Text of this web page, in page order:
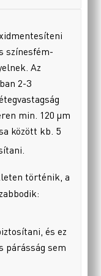
színesfém-
Az
2-3
min. 120 µm
között kb. 5
történik, a
és ez
párásság sem